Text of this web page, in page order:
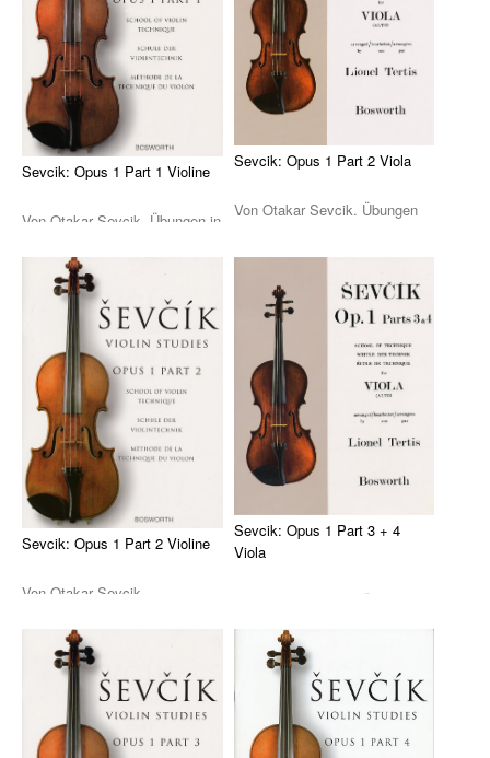
Andreas Schumann Gitarrenmethode
Schlagzeug & Percussion
Drums Easy - Tom Hapke
Gesang
diverse Instrumente
Streichinstrumente (Sevcik u.a.)
Die Sevcik-Methode
Violine
Viola / Bratsche
Cello
Kontrabass
Nur Für Anfänger
Essential Elements
Peermusic
Songbooks
Sevcik: Opus 1 Part 1 Violine
Von Otakar Sevcik. Übungen in
Übunge ...
Sevcik: Opus 1 Part 2 Viola
Von Otakar Sevcik. Übungen
Tonleitern, A ...
Sevcik: Opus 1 Part 2 Violine
Von Otakar Sevcik.
4., 2. / 4., 5., 6. ...
Sevcik: Opus 1 Part 3 + 4
Viola
Von Otakar Sevcik. Übungen
unter anderem zum Wechsel
von Positionen, ...